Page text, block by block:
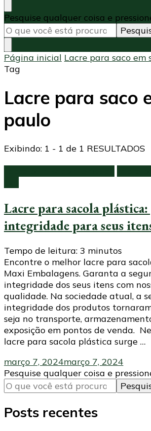
Procurando
algo?
Pesquise qualquer coisa e
Página inicial Lacre para saco em
Tag
Lacre para saco
paulo
Exibindo: 1 - 1 de 1 RESULTADOS
Lacre para sacola
integridade para seus
Tempo de leitura: 3 minutos
Encontre o melhor lacre para
Maxi Embalagens. Garanta a
integridade dos seus itens com
qualidade. Na sociedade atual, a
integridade dos produtos
seja no transporte,
exposição em pontos de venda.
lacre para sacola plástica surge …
março 7, 2024março 7, 2024
Procurando
algo?
Pesquise qualquer coisa e
Posts recentes